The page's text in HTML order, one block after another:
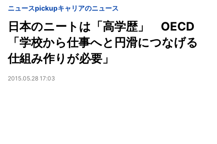
ニュースpickupキャリアのニュース
日本のニートは「高学歴」 OECD
「学校から仕事へと円滑につなげる
仕組み作りが必要」
2015.05.28 17:03